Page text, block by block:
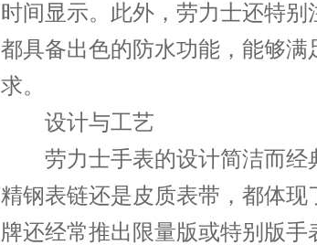
时间显示。此外，劳力士还特
都具备出色的防水功能，能够满
求。
设计与工艺
劳力士手表的设计简洁而经
精钢表链还是皮质表带，都体
牌还经常推出限量版或特别版手